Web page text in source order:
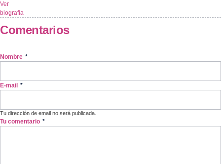
Ver
biografía
Comentarios
Nombre *
E-mail *
Tu dirección de email no será publicada.
Tu comentario *